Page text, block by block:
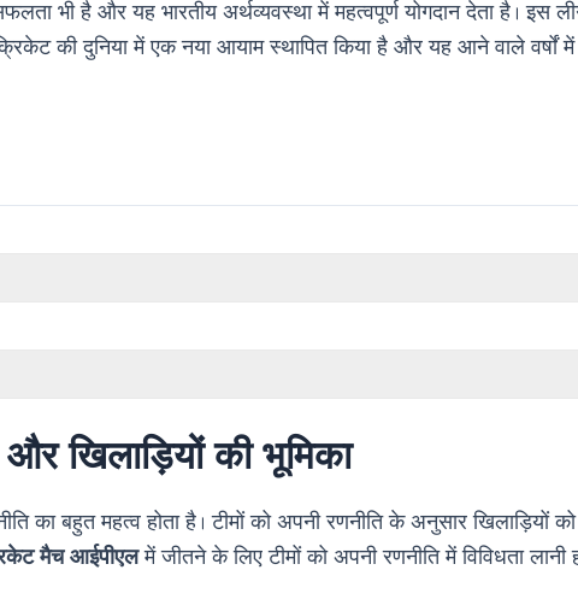
भी है और यह भारतीय अर्थव्यवस्था में महत्वपूर्ण योगदान देता है।
की दुनिया में एक नया आयाम स्थापित किया है और यह आने वाले वर्षों
खिलाड़ियों की भूमिका
का बहुत महत्व होता है। टीमों को अपनी रणनीति के अनुसार खिलाड़ियों
मैच आईपीएलमें जीतने के लिए टीमों को अपनी रणनीति में विविधता लानी